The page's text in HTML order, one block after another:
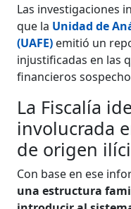
Las investigaciones
que la Unidad de
(UAFE) emitió un
injustificadas en las
financieros
La Fiscalía
involucrada
de origen
Con base en ese
una estructura